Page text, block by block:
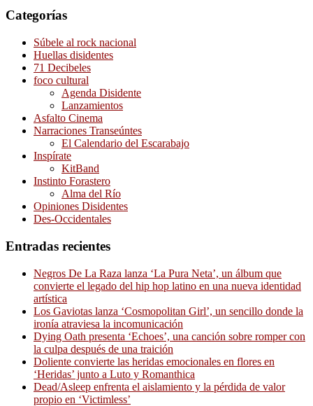
Categorías
Súbele al rock nacional
Huellas disidentes
71 Decibeles
foco cultural
Agenda Disidente
Lanzamientos
Asfalto Cinema
Narraciones Transeúntes
El Calendario del Escarabajo
Inspírate
KitBand
Instinto Forastero
Alma del Río
Opiniones Disidentes
Des-Occidentales
Entradas recientes
Negros De La Raza lanza ‘La Pura Neta’, un álbum que
convierte el legado del hip hop latino en una nueva identidad
artística
Los Gaviotas lanza ‘Cosmopolitan Girl’, un sencillo donde la
ironía atraviesa la incomunicación
Dying Oath presenta ‘Echoes’, una canción sobre romper con
la culpa después de una traición
Doliente convierte las heridas emocionales en flores en
‘Heridas’ junto a Luto y Romanthica
Dead/Asleep enfrenta el aislamiento y la pérdida de valor
propio en ‘Victimless’